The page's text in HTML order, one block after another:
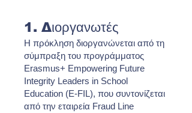
1. Διοργανωτές
Η πρόκληση διοργανώνεται από τη
σύμπραξη του προγράμματος
Erasmus+ Empowering Future
Integrity Leaders in School
Education (E-FIL), που συντονίζεται
από την εταιρεία Fraud Line